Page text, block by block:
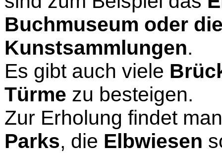
Buchmuseum oder
Kunstsammlungen.
Es gibt auch viele
Türme zu besteigen.
Zur Erholung findet
Parks, die Elbwiesen